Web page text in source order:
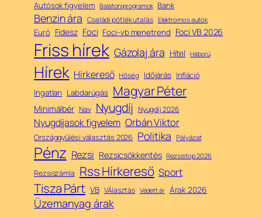
Autósok figyelem Balatoni programok Bank
Benzin ára Családi pótlék utalás Elektromos autók
Euró Fidesz Foci Foci-vb menetrend Foci VB 2026
Friss hírek Gázolaj ára Hitel Háború
Hírek Hírkereső Hőség Időjárás Infláció
Ingatlan Labdarúgás Magyar Péter
Minimálbér Nav Nyugdíj Nyugdíj 2026
Nyugdíjasok figyelem Orbán Viktor
Országgyűlési választás 2026 Politika Pályázat
Pénz Rezsi Rezsicsökkentés Rezsistop 2026
Rezsiszámla Rss Hírkereső Sport
Tisza Párt VB VÁlasztás Védett ár Árak 2026
Üzemanyag árak